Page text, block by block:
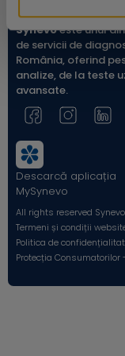
Synevoeste unul
de servicii de
România, oferind
analize, de la teste
avansate.
Descarcă aplicația
MySynevo
All rights reserved
Termeni și condiții
Politica de
Protecția Consumatorilor -